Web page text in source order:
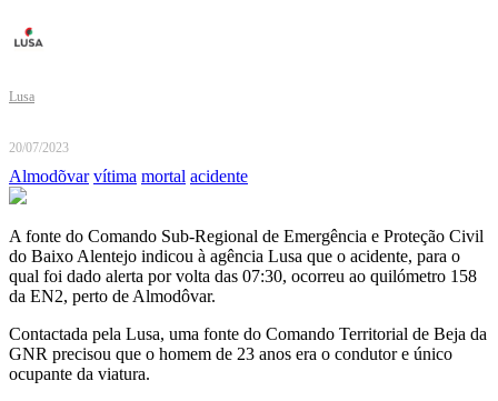
Lusa
20/07/2023
Almodõvar vítima mortal acidente
A fonte do Comando Sub-Regional de Emergência e Proteção Civil
do Baixo Alentejo indicou à agência Lusa que o acidente, para o
qual foi dado alerta por volta das 07:30, ocorreu ao quilómetro 158
da EN2, perto de Almodôvar.
Contactada pela Lusa, uma fonte do Comando Territorial de Beja da
GNR precisou que o homem de 23 anos era o condutor e único
ocupante da viatura.